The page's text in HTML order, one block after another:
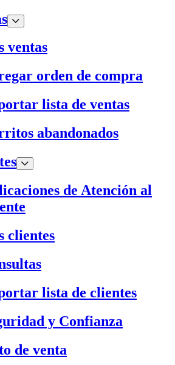
ventas
orden de compra
lista de ventas
abandonados
de Atención al
clientes
lista de clientes
y Confianza
de venta